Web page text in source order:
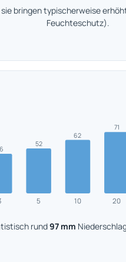
bringen typischerweise
Feuchteschutz).
5
52
10
62
20
71
rund97 mm